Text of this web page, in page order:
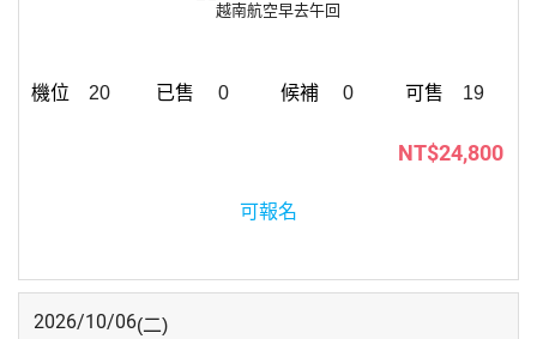
越南航空早去午回
20 0 0 19
NT$24,800
可報名
2026/10/06(二)